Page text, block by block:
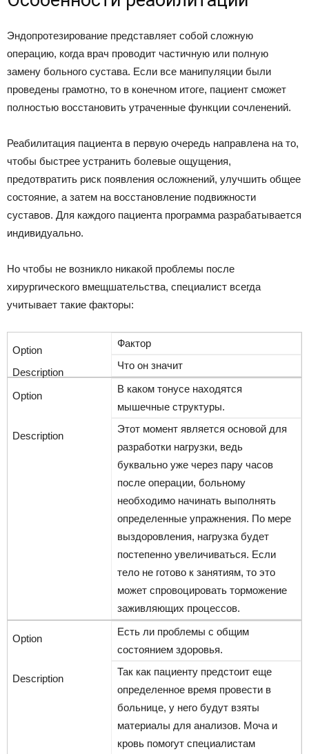
Эндопротезирование представляет собой сложную
операцию, когда врач проводит частичную или полную
замену больного сустава. Если все манипуляции были
проведены грамотно, то в конечном итоге, пациент сможет
полностью восстановить утраченные функции сочленений.
Реабилитация пациента в первую очередь направлена на то,
чтобы быстрее устранить болевые ощущения,
предотвратить риск появления осложнений, улучшить общее
состояние, а затем на восстановление подвижности
суставов. Для каждого пациента программа разрабатывается
индивидуально.
Но чтобы не возникло никакой проблемы после
хирургического вмещшательства, специалист всегда
учитывает такие факторы:
Фактор
Что он значит
В каком тонусе находятся
мышечные структуры.
Этот момент является основой для
разработки нагрузки, ведь
буквально уже через пару часов
после операции, больному
необходимо начинать выполнять
определенные упражнения. По мере
выздоровления, нагрузка будет
постепенно увеличиваться. Если
тело не готово к занятиям, то это
может спровоцировать торможение
заживляющих процессов.
Есть ли проблемы с общим
состоянием здоровья.
Так как пациенту предстоит еще
определенное время провести в
больнице, у него будут взяты
материалы для анализов. Моча и
кровь помогут специалистам